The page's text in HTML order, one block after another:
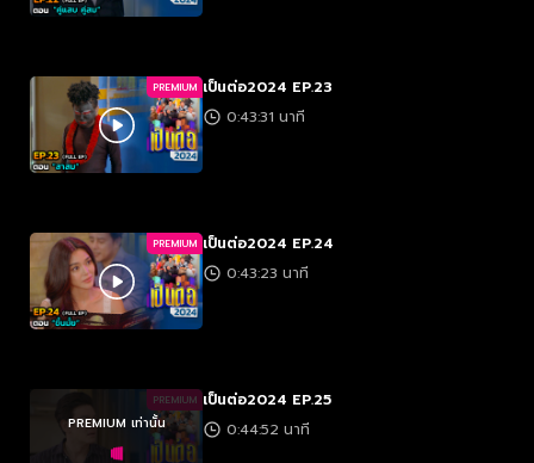
PREMIUM เป็นต่อ2024 EP.23
0:43:31 นาที
PREMIUM เป็นต่อ2024 EP.24
0:43:23 นาที
PREMIUM
PREMIUM เท่านั้น
เป็นต่อ2024 EP.25
0:44:52 นาที